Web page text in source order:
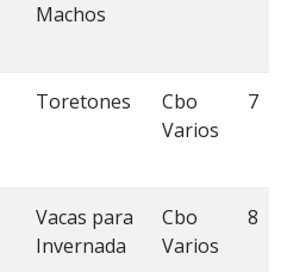
Machos
Toretones
Cbo
Varios
7
Vacas para
Invernada
Cbo
Varios
8